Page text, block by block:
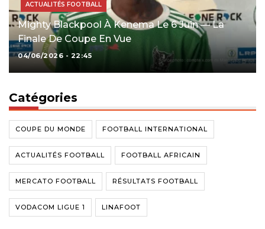
ACTUALITÉS FOOTBALL
Mighty Blackpool À Kenema Le 6 Juin — La
Finale De Coupe En Vue
04/06/2026 - 22:45
Catégories
COUPE DU MONDE FOOTBALL INTERNATIONAL
ACTUALITÉS FOOTBALL FOOTBALL AFRICAIN
MERCATO FOOTBALL RÉSULTATS FOOTBALL
VODACOM LIGUE 1 LINAFOOT